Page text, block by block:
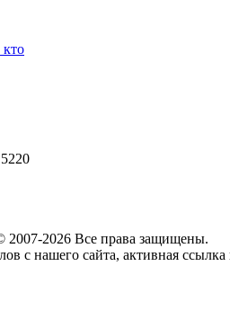
кто
2007-2026 Все права защищены.
с нашего сайта, активная